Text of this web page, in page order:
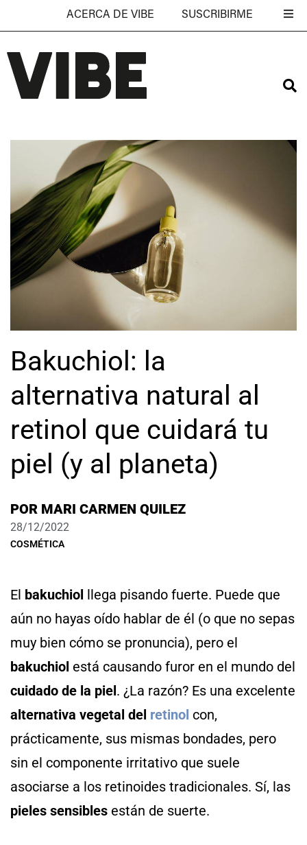
ACERCA DE VIBE SUSCRIBIRME
Bakuchiol: la
alternativa natural al
retinol que cuidará tu
piel (y al planeta)
POR MARI CARMEN QUILEZ
28/12/2022
COSMÉTICA
El bakuchiol
llega pisando fuerte. Puede que
aún no hayas oído hablar de él (o que no sepas
muy bien cómo se pronuncia), pero el
bakuchiol está causando furor en el mundo del
cuidado de la piel . ¿La razón? Es una excelente
alternativa vegetal del retinol con,
prácticamente, sus mismas bondades, pero
sin el componente irritativo que suele
asociarse a los retinoides tradicionales. Sí, las
pieles sensibles están de suerte.